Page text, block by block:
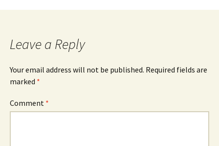
navigation
Leave a Reply
Your email address will not be published. Required fields are
marked *
Comment *